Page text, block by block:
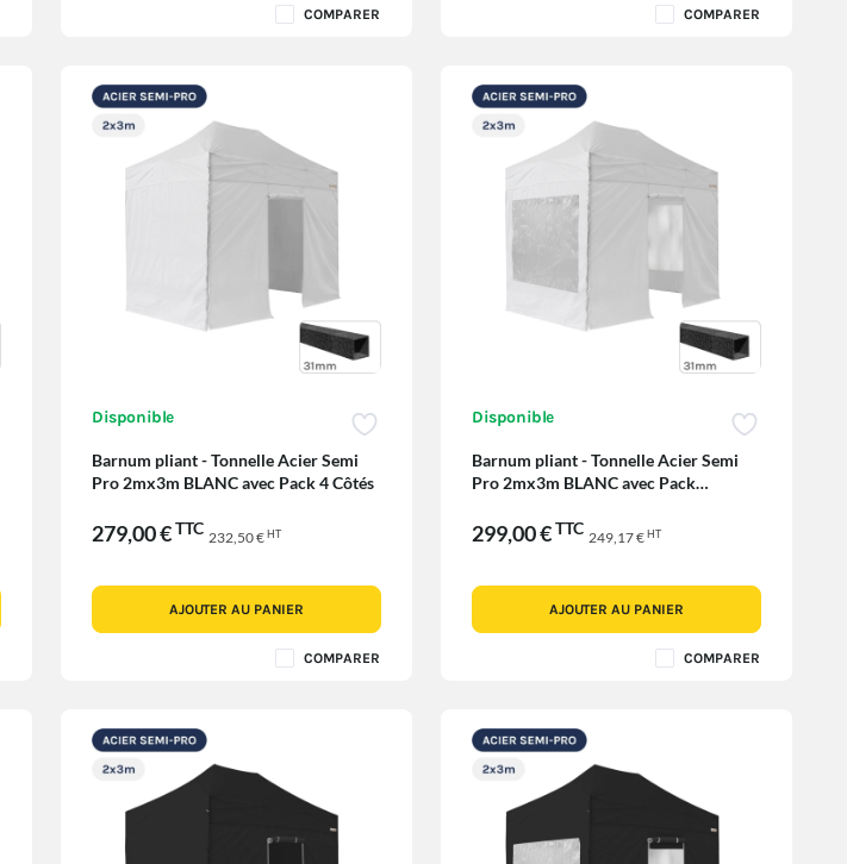
COMPARER COMPARER
Disponible
Barnum pliant - Tonnelle Acier Semi
Pro 2mx3m BLANC avec Pack 4 Côtés
279,00 €TTC
232,50 €HT
AJOUTER AU PANIER
COMPARER
Disponible
Barnum pliant - Tonnelle Acier Semi
Pro 2mx3m BLANC avec Pack
299,00 €TTC
249,17 €HT
AJOUTER AU PANIER
COMPARER